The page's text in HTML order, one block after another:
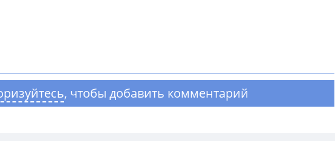
, чтобы добавить комментарий